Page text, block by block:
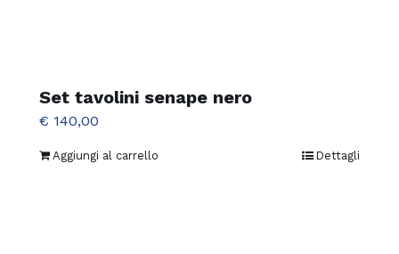
Set tavolini senape nero
€ 140,00
Aggiungi al carrello Dettagli